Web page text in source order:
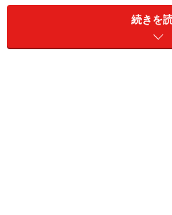
バンコクで随一のショッピン
イアムです。BTSのサイアム
アム駅にかけて４つのデパー
続きを